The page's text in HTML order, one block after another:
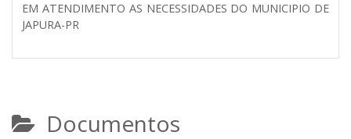
EM ATENDIMENTO AS NECESSIDADES DO MUNICIPIO DE
JAPURA-PR
Documentos